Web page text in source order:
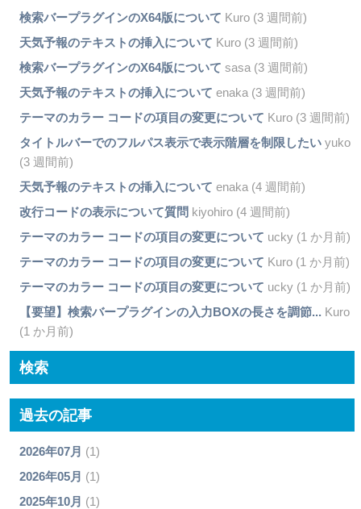
検索バープラグインのX64版について Kuro (3 週間前)
天気予報のテキストの挿入について Kuro (3 週間前)
検索バープラグインのX64版について sasa (3 週間前)
天気予報のテキストの挿入について enaka (3 週間前)
テーマのカラー コードの項目の変更について Kuro (3 週間前)
タイトルバーでのフルパス表示で表示階層を制限したいyuko
(3 週間前)
天気予報のテキストの挿入について enaka (4 週間前)
改行コードの表示について質問 kiyohiro (4 週間前)
テーマのカラー コードの項目の変更について ucky (1 か月前)
テーマのカラー コードの項目の変更について Kuro (1 か月前)
テーマのカラー コードの項目の変更について ucky (1 か月前)
【要望】検索バープラグインの入力BOXの長さを調節... Kuro
(1 か月前)
検索
過去の記事
2026年07月 (1)
2026年05月 (1)
2025年10月 (1)